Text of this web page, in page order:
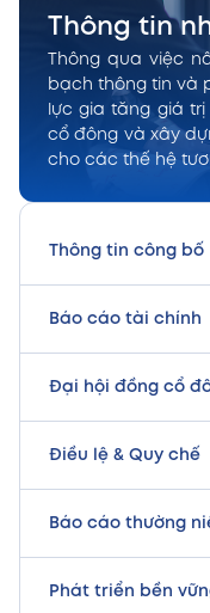
Thông tin
Thông qua việc
bạch thông tin và
lực gia tăng giá
cổ đông và xây
cho các thế hệ
Thông tin công bố
Báo cáo tài chính
Đại hội đồng cổ
Điều lệ & Quy chế
Báo cáo thường
Phát triển bền